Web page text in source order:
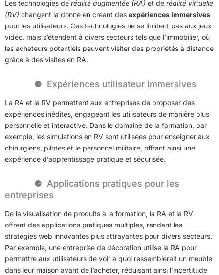
Les technologies de réalité augmentée (RA) et de réalité virtuelle
(RV) changent la donne en créant des expériences immersives
pour les utilisateurs. Ces technologies ne se limitent pas aux jeux
vidéo, mais s’étendent à divers secteurs tels que l’immobilier, où
les acheteurs potentiels peuvent visiter des propriétés à distance
grâce à des visites en RA.
Expériences utilisateur immersives
La RA et la RV permettent aux entreprises de proposer des
expériences inédites, engageant les utilisateurs de manière plus
personnelle et interactive. Dans le domaine de la formation, par
exemple, les simulations en RV sont utilisées pour enseigner aux
chirurgiens, pilotes et le personnel militaire, offrant ainsi une
expérience d’apprentissage pratique et sécurisée.
Applications pratiques pour les
entreprises
De la visualisation de produits à la formation, la RA et la RV
offrent des applications pratiques multiples, rendant les
stratégies web innovantes plus attrayantes pour divers secteurs.
Par exemple, une entreprise de décoration utilise la RA pour
permettre aux utilisateurs de voir à quoi ressemblerait un meuble
dans leur maison avant de l’acheter, réduisant ainsi l’incertitude